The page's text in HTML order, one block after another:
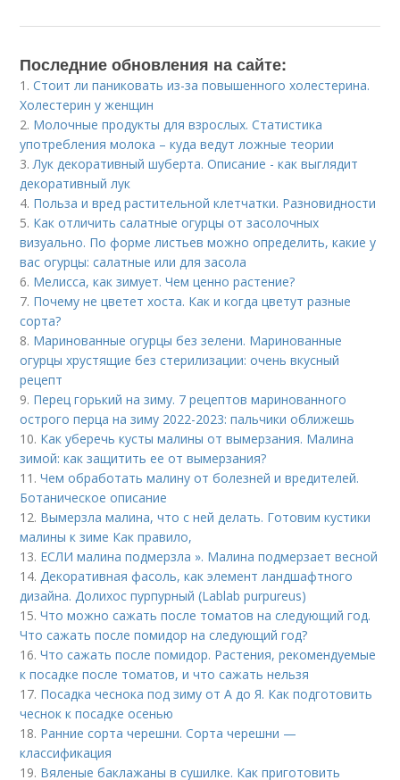
Последние обновления на сайте:
1.Стоит ли паниковать из-за повышенного холестерина.
Холестерин у женщин
2. Молочные продукты для взрослых. Статистика
употребления молока – куда ведут ложные теории
3.Лук декоративный шуберта. Описание - как выглядит
декоративный лук
4. Польза и вред растительной клетчатки. Разновидности
5. Как отличить салатные огурцы от засолочных
визуально. По форме листьев можно определить, какие у
вас огурцы: салатные или для засола
6. Мелисса, как зимует. Чем ценно растение?
7. Почему не цветет хоста. Как и когда цветут разные
сорта?
8. Маринованные огурцы без зелени. Маринованные
огурцы хрустящие без стерилизации: очень вкусный
рецепт
9. Перец горький на зиму. 7 рецептов маринованного
острого перца на зиму 2022-2023: пальчики оближешь
10. Как уберечь кусты малины от вымерзания. Малина
зимой: как защитить ее от вымерзания?
11.Чем обработать малину от болезней и вредителей.
Ботаническое описание
12. Вымерзла малина, что с ней делать. Готовим кустики
малины к зиме Как правило,
13. ЕСЛИ малина подмерзла ». Малина подмерзает весной
14.Декоративная фасоль, как элемент ландшафтного
дизайна. Долихос пурпурный (Lablab purpureus)
15.Что можно сажать после томатов на следующий год.
Что сажать после помидор на следующий год?
16.Что сажать после помидор. Растения, рекомендуемые
к посадке после томатов, и что сажать нельзя
17. Посадка чеснока под зиму от А до Я. Как подготовить
чеснок к посадке осенью
18. Ранние сорта черешни. Сорта черешни —
классификация
19. Вяленые баклажаны в сушилке. Как приготовить